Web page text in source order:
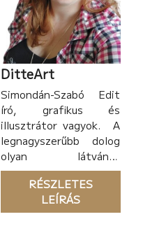
DitteArt
Simondán-Szabó Edit
író, grafikus és
illusztrátor vagyok. A
legnagyszerűbb dolog
olyan látványt
elővarázsolni, amit még
előtte nem látott soha
senki! Portré készítés
és könyvek illusztrálása
RÉSZLETES
LEÍRÁS